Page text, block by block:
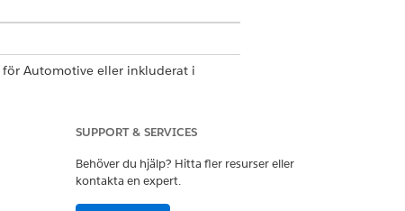
Automotive eller inkluderat i
SUPPORT & SERVICES
Behöver du hjälp? Hitta fler resurser eller
kontakta en expert.